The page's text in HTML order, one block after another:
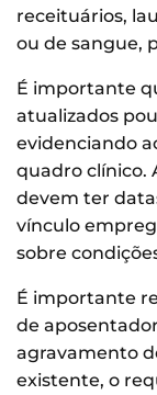
receituários,
ou de sangue,
É importante
atualizados
evidenciando
quadro clínico.
devem ter
vínculo
sobre
É importante
de
agravamento
existente, o